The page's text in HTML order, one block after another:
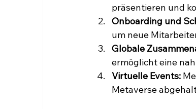
präsentieren und
Onboarding und
um neue
Globale
ermöglicht eine
Virtuelle Events:
Metaverse